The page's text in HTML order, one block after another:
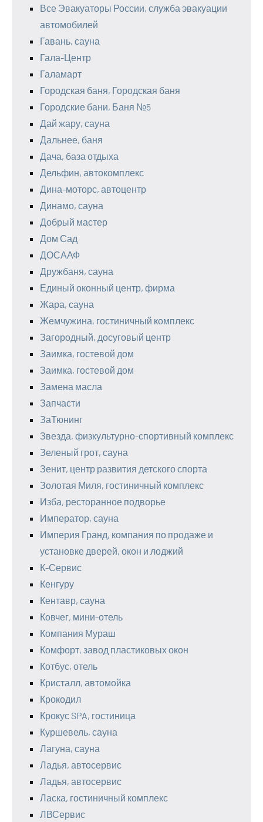
Все Эвакуаторы России, служба эвакуации
автомобилей
Гавань, сауна
Гала-Центр
Галамарт
Городская баня, Городская баня
Городские бани, Баня №5
Дай жару, сауна
Дальнее, баня
Дача, база отдыха
Дельфин, автокомплекс
Дина-моторс, автоцентр
Динамо, сауна
Добрый мастер
Дом Сад
ДОСААФ
Дружбаня, сауна
Единый оконный центр, фирма
Жара, сауна
Жемчужина, гостиничный комплекс
Загородный, досуговый центр
Заимка, гостевой дом
Заимка, гостевой дом
Замена масла
Запчасти
ЗаТюнинг
Звезда, физкультурно-спортивный комплекс
Зеленый грот, сауна
Зенит, центр развития детского спорта
Золотая Миля, гостиничный комплекс
Изба, ресторанное подворье
Император, сауна
Империя Гранд, компания по продаже и
установке дверей, окон и лоджий
К-Сервис
Кенгуру
Кентавр, сауна
Ковчег, мини-отель
Компания Мураш
Комфорт, завод пластиковых окон
Котбус, отель
Кристалл, автомойка
Крокодил
Крокус SPA, гостиница
Куршевель, сауна
Лагуна, сауна
Ладья, автосервис
Ладья, автосервис
Ласка, гостиничный комплекс
ЛВСервис